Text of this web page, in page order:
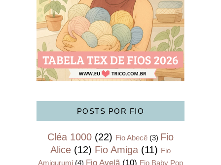
POSTS POR FIO
Cléa 1000 (22) Fio Abecê (3) Fio
Alice (12) Fio Amiga (11) Fio
Amigurumi (4) Fio Avelã (10) Fio Baby Pop